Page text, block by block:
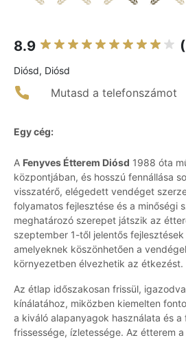
8.9
Diósd, Diósd
Mutasd a telefonszámot
Egy cég:
A Fenyves Étterem Diósd 1988 óta
központjában, és hosszú fennállása
visszatérő, elégedett vendéget
folyamatos fejlesztése és a minőségi
meghatározó szerepet játszik az
szeptember 1-től jelentős
amelyeknek köszönhetően a
környezetben élvezhetik az étkezést.
Az étlap időszakosan frissül,
kínálatához, miközben kiemelten
a kiváló alapanyagok használata és a
frissessége, ízletessége. Az étterem